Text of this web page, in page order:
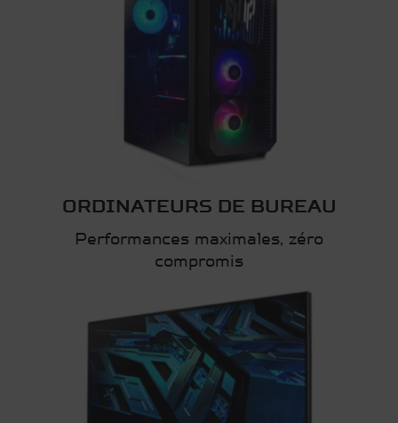
ORDINATEURS DE BUREAU
Performances maximales, zéro
compromis